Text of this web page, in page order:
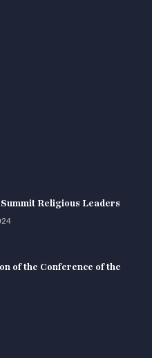
Religious Leaders
of the Conference of the